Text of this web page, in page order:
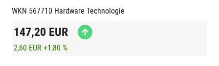
WKN 567710 Hardware Technologie
147,20 EUR
2,60 EUR +1,80 %